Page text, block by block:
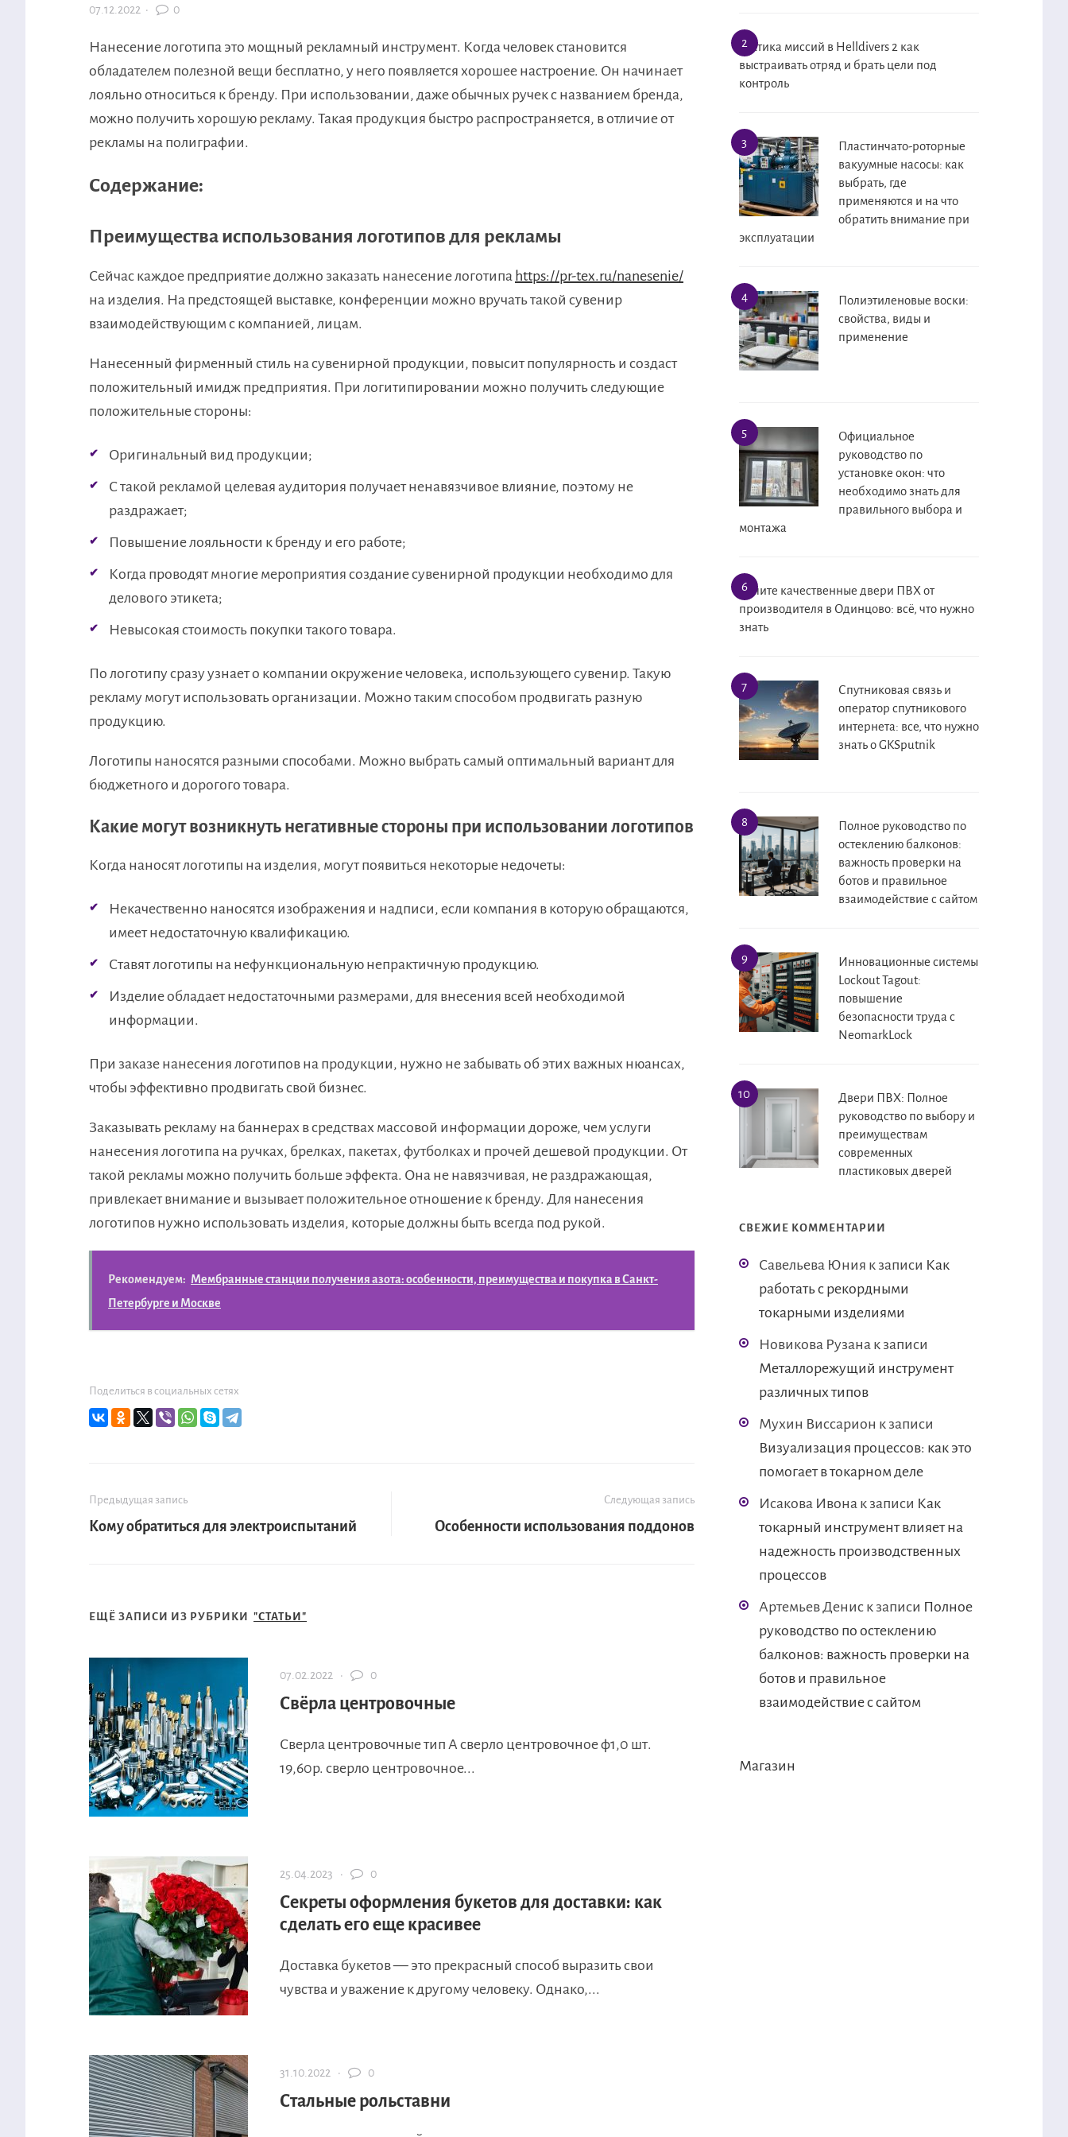
07.12.2022 · 0
Нанесение логотипа это мощный рекламный инструмент. Когда человек становится
обладателем полезной вещи бесплатно, у него появляется хорошее настроение. Он начинает
лояльно относиться к бренду. При использовании, даже обычных ручек с названием бренда,
можно получить хорошую рекламу. Такая продукция быстро распространяется, в отличие от
рекламы на полиграфии.
Содержание:
Преимущества использования логотипов для рекламы
Сейчас каждое предприятие должно заказать нанесение логотипа https://pr-tex.ru/nanesenie/
на изделия. На предстоящей выставке, конференции можно вручать такой сувенир
взаимодействующим с компанией, лицам.
Нанесенный фирменный стиль на сувенирной продукции, повысит популярность и создаст
положительный имидж предприятия. При логитипировании можно получить следующие
положительные стороны:
Оригинальный вид продукции;
С такой рекламой целевая аудитория получает ненавязчивое влияние, поэтому не
раздражает;
Повышение лояльности к бренду и его работе;
Когда проводят многие мероприятия создание сувенирной продукции необходимо для
делового этикета;
Невысокая стоимость покупки такого товара.
По логотипу сразу узнает о компании окружение человека, использующего сувенир. Такую
рекламу могут использовать организации. Можно таким способом продвигать разную
продукцию.
Логотипы наносятся разными способами. Можно выбрать самый оптимальный вариант для
бюджетного и дорогого товара.
Какие могут возникнуть негативные стороны при использовании логотипов
Когда наносят логотипы на изделия, могут появиться некоторые недочеты:
Некачественно наносятся изображения и надписи, если компания в которую обращаются,
имеет недостаточную квалификацию.
Ставят логотипы на нефункциональную непрактичную продукцию.
Изделие обладает недостаточными размерами, для внесения всей необходимой
информации.
При заказе нанесения логотипов на продукции, нужно не забывать об этих важных нюансах,
чтобы эффективно продвигать свой бизнес.
Заказывать рекламу на баннерах в средствах массовой информации дороже, чем услуги
нанесения логотипа на ручках, брелках, пакетах, футболках и прочей дешевой продукции. От
такой рекламы можно получить больше эффекта. Она не навязчивая, не раздражающая,
привлекает внимание и вызывает положительное отношение к бренду. Для нанесения
логотипов нужно использовать изделия, которые должны быть всегда под рукой.
Рекомендуем: Мембранные станции получения азота: особенности, преимущества и покупка в Санкт-
Петербурге и Москве
Поделиться в социальных сетях
Предыдущая запись
Кому обратиться для электроиспытаний
Следующая запись
Особенности использования поддонов
ЕЩЁ ЗАПИСИ ИЗ РУБРИКИ "СТАТЬИ"
07.02.2022 · 0
Свёрла центровочные
Сверла центровочные тип А сверло центровочное ф1,0 шт.
19,60р. сверло центровочное...
25.04.2023 · 0
Секреты оформления букетов для доставки: как
сделать его еще красивее
Доставка букетов — это прекрасный способ выразить свои
чувства и уважение к другому человеку. Однако,...
31.10.2022 · 0
Стальные рольставни
Тактика миссий в Helldivers 2 как
выстраивать отряд и брать цели под
контроль
Пластинчато-роторные
вакуумные насосы: как
выбрать, где
применяются и на что
обратить внимание при
эксплуатации
Полиэтиленовые воски:
свойства, виды и
применение
Официальное
руководство по
установке окон: что
необходимо знать для
правильного выбора и
монтажа
Купите качественные двери ПВХ от
производителя в Одинцово: всё, что нужно
знать
Спутниковая связь и
оператор спутникового
интернета: все, что нужно
знать о GKSputnik
Полное руководство по
остеклению балконов:
важность проверки на
ботов и правильное
взаимодействие с сайтом
Инновационные системы
Lockout Tagout:
повышение
безопасности труда с
NeomarkLock
Двери ПВХ: Полное
руководство по выбору и
преимуществам
современных
пластиковых дверей
СВЕЖИЕ КОММЕНТАРИИ
Савельева Юния к записи Как
работать с рекордными
токарными изделиями
Новикова Рузана к записи
Металлорежущий инструмент
различных типов
Мухин Виссарион к записи
Визуализация процессов: как это
помогает в токарном деле
Исакова Ивона к записи Как
токарный инструмент влияет на
надежность производственных
процессов
Артемьев Дениск записи Полное
руководство по остеклению
балконов: важность проверки на
ботов и правильное
взаимодействие с сайтом
Магазин